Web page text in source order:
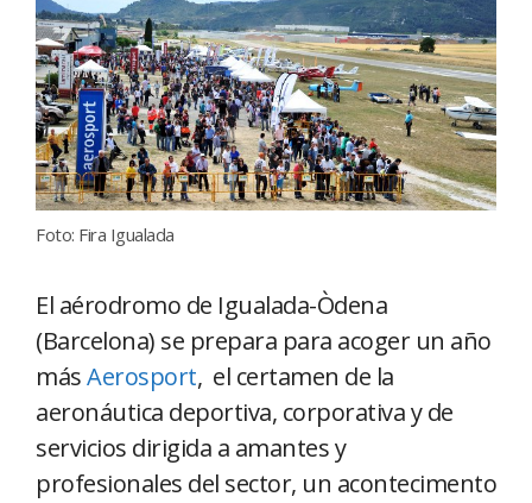
Foto: Fira Igualada
El aérodromo de Igualada-Òdena
(Barcelona) se prepara para acoger un año
másAerosport, el certamen de la
aeronáutica deportiva, corporativa y de
servicios dirigida a amantes y
profesionales del sector, un acontecimento